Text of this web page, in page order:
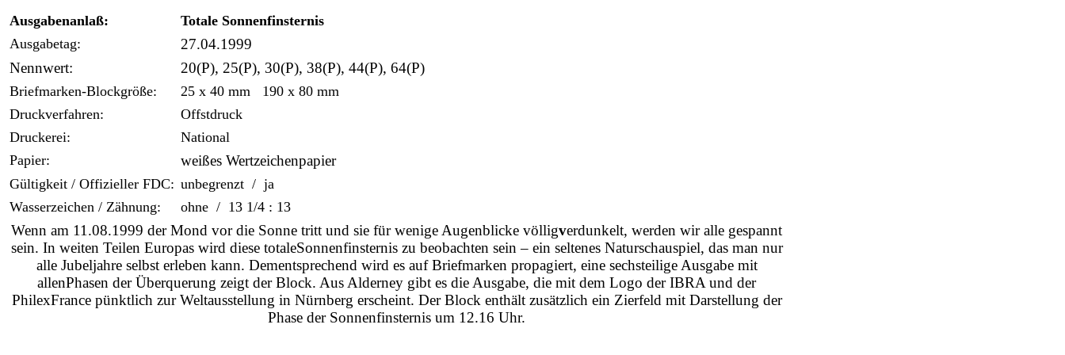
Ausgabenanlaß:
Totale Sonnenfinsternis
Ausgabetag:
27.04.1999
Nennwert:
20(P), 25(P), 30(P), 38(P), 44(P), 64(P)
Briefmarken-Blockgröße:
25 x 40 mm 190 x 80 mm
Druckverfahren:
Offstdruck
Druckerei:
National
Papier:
weißes Wertzeichenpapier
Gültigkeit / Offizieller FDC: unbegrenzt / ja
Wasserzeichen / Zähnung:
ohne / 13 1/4 : 13
Wenn am 11.08.1999 der Mond vor die Sonne tritt und sie für wenige Augenblicke völligverdunkelt, werden wir alle gespannt
sein. In weiten Teilen Europas wird diese totaleSonnenfinsternis zu beobachten sein – ein seltenes Naturschauspiel, das man nur
alle Jubeljahre selbst erleben kann. Dementsprechend wird es auf Briefmarken propagiert, eine sechsteilige Ausgabe mit
allenPhasen der Überquerung zeigt der Block. Aus Alderney gibt es die Ausgabe, die mit dem Logo der IBRA und der
PhilexFrance pünktlich zur Weltausstellung in Nürnberg erscheint. Der Block enthält zusätzlich ein Zierfeld mit Darstellung der
Phase der Sonnenfinsternis um 12.16 Uhr.